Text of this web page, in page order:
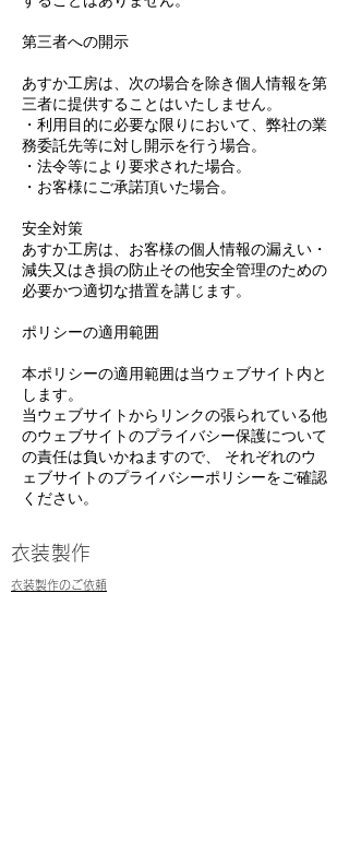
第三者への開示
あすか工房は、次の場合を除き個人情報を第
三者に提供することはいたしません。
・利用目的に必要な限りにおいて、弊社の業
務委託先等に対し開示を行う場合。
・法令等により要求された場合。
・お客様にご承諾頂いた場合。
安全対策
あすか工房は、お客様の個人情報の漏えい・
減失又はき損の防止その他安全管理のための
必要かつ適切な措置を講じます。
ポリシーの適用範囲
本ポリシーの適用範囲は当ウェブサイト内と
します。
当ウェブサイトからリンクの張られている他
のウェブサイトのプライバシー保護について
の責任は負いかねますので、 それぞれのウ
ェブサイトのプライバシーポリシーをご確認
ください。
衣装製作
衣装製作のご依頼